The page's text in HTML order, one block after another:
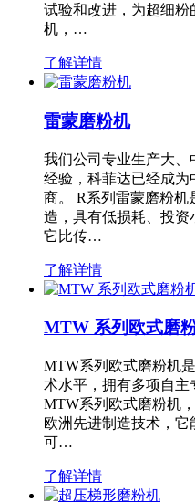
试验和改进，为超细
机，…
了解详情
雷蒙磨粉机
我们公司专业生产大、
经验，科菲达已经成为
商。 R系列雷蒙磨粉机
造，具有低损耗、投资
它比传…
了解详情
MTW 系列欧式磨
MTW系列欧式磨粉机
术水平，拥有多项自
MTW系列欧式磨粉机
欧洲先进制造技术，
可…
了解详情